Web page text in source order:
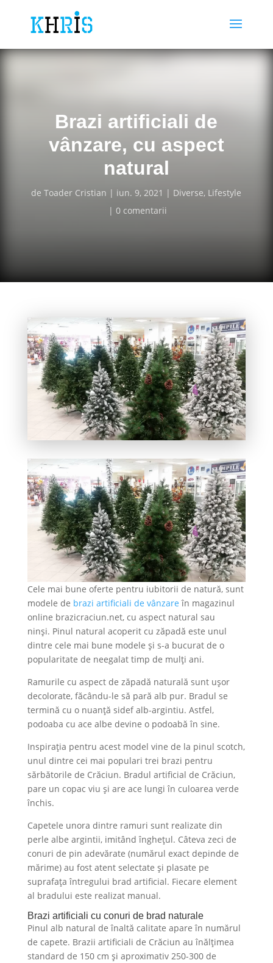
Brazi artificiali de
vânzare, cu aspect
natural
deToader Cristian iun. 9, 2021 Diverse, Lifestyle
0 comentarii
Cele mai bune oferte pentru iubitorii de natură, sunt
modele de brazi artificiali de vânzare în magazinul
online brazicraciun.net, cu aspect natural sau
ninși. Pinul natural acoperit cu zăpadă este unul
dintre cele mai bune modele și s-a bucurat de o
popularitate de neegalat timp de mulți ani.
Ramurile cu aspect de zăpadă naturală sunt ușor
decolorate, făcându-le să pară alb pur. Bradul se
termină cu o nuanță sidef alb-argintiu. Astfel,
podoaba cu ace albe devine o podoabă în sine.
Inspirația pentru acest model vine de la pinul scotch,
unul dintre cei mai populari trei brazi pentru
sărbătorile de Crăciun. Bradul artificial de Crăciun,
pare un copac viu și are ace lungi în culoarea verde
închis.
Capetele unora dintre ramuri sunt realizate din
perle albe argintii, imitând înghețul. Câteva zeci de
conuri de pin adevărate (numărul exact depinde de
mărime) au fost atent selectate și plasate pe
suprafața întregului brad artificial. Fiecare element
al bradului este realizat manual.
Brazi artificiali cu conuri de brad naturale
Pinul alb natural de înaltă calitate apare în numărul
de capete. Brazii artificiali de Crăciun au înălțimea
standard de 150 cm și aproximativ 250-300 de